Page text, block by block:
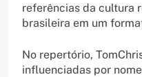
referências da cultura
brasileira em um
No repertório,
influenciadas por